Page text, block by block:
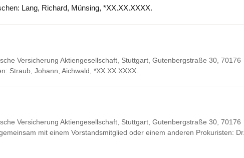
Lang, Richard, Münsing, *XX.XX.XXXX.
Versicherung Aktiengesellschaft, Stuttgart, Gutenbergstraße 30, 70176
Straub, Johann, Aichwald, *XX.XX.XXXX.
Versicherung Aktiengesellschaft, Stuttgart, Gutenbergstraße 30, 70176
mit einem Vorstandsmitglied oder einem anderen Prokuristen: Dr.